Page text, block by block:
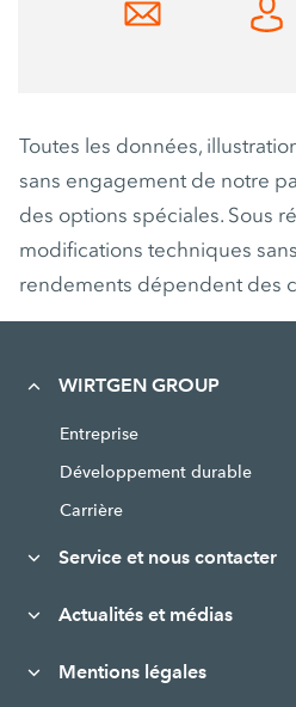
Toutes les données,
sans engagement de notre
des options spéciales. Sous
modifications techniques
rendements dépendent des
WIRTGEN GROUP
Entreprise
Développement durable
Carrière
Service et nous contacter
Actualités et médias
Mentions légales